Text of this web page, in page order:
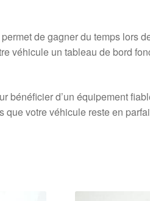
de gagner du temps lors
véhicule un tableau de bord
bénéficier d’un équipement
votre véhicule reste en